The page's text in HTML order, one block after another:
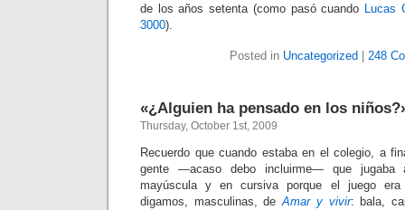
de los años setenta (como pasó cuando Lucas
3000).
Posted in Uncategorized 248
«¿Alguien ha pensado en los
Thursday, October 1st, 2009
Recuerdo que cuando estaba en el colegio, a
gente —acaso debo incluirme— que
mayúscula y en cursiva porque el juego era
digamos, masculinas, deAmar y vivir: bala,